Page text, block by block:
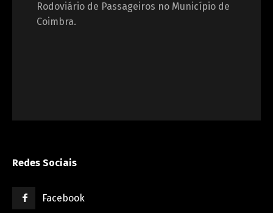
Rodoviário de Passageiros no Município de
Coimbra.
Redes Sociais
Facebook